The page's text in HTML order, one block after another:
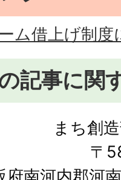
ム借上げ制度
記事に関
まち創
〒